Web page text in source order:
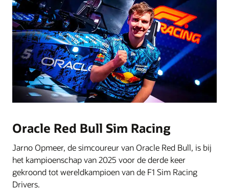
Oracle Red Bull Sim Racing
Jarno Opmeer, de simcoureur van Oracle Red Bull, is bij
het kampioenschap van 2025 voor de derde keer
gekroond tot wereldkampioen van de F1 Sim Racing
Drivers.